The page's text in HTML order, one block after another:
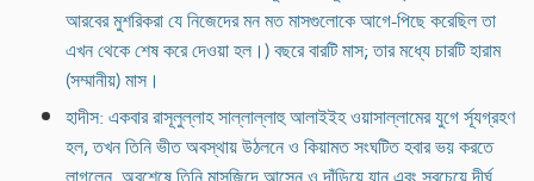
আরবের মুশরিকরা যে নিজেদের মন মত মাসগুলোকে আগে-পিছে করেছিল তা
এখন থেকে শেষ করে দেওয়া হল।) বছরে বারটি মাস; তার মধ্যে চারটি হারাম
(সম্মানীয়) মাস।
হাদীস: একবার রাসূলুল্লাহ সাল্লাল্লাহু আলাইইহ ওয়াসাল্লামের যুগে র্সূযগ্রহণ
হল, তখন তিনি ভীত অবস্থায় উঠলনে ও কিয়ামত সংঘটিত হবার ভয় করতে